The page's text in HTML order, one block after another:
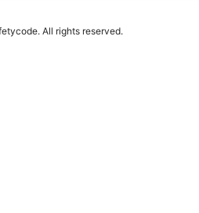
All rights reserved.